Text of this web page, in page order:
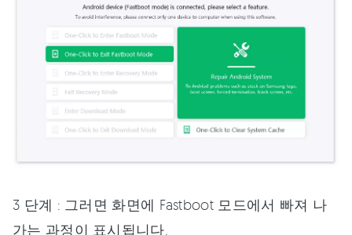
3 단계 : 그러면 화면에 Fastboot 모드에서 빠져 나
가는 과정이 표시됩니다.